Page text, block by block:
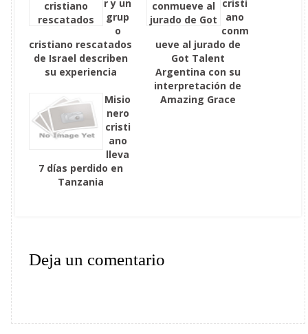
r y un
grup
o
cristiano rescatados
de Israel describen
su experiencia
cristi
ano
conm
ueve al jurado de
Got Talent
Argentina con su
interpretación de
Amazing Grace
Misio
nero
cristi
ano
lleva
7 días perdido en
Tanzania
Deja un comentario